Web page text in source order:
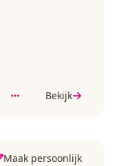
Bekijk
Maak persoonlijk